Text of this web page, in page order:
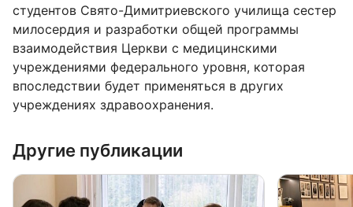
студентов Свято-Димитриевского училища сестер
милосердия и разработки общей программы
взаимодействия Церкви с медицинскими
учреждениями федерального уровня, которая
впоследствии будет применяться в других
учреждениях здравоохранения.
Другие публикации